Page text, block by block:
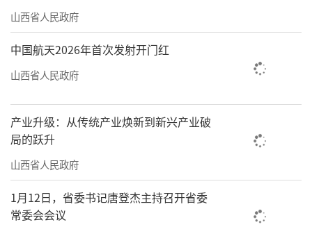
山西省人民政府
中国航天2026年首次发射开门红
山西省人民政府
产业升级：从传统产业焕新到新兴产业破
局的跃升
山西省人民政府
1月12日，省委书记唐登杰主持召开省委
常委会会议